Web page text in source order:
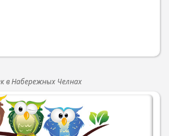
в Набережных Челнах